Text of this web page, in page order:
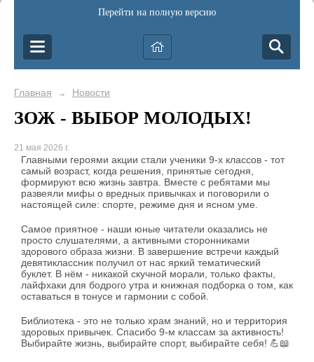
Перейти на полную версию
Главная → Новости
ЗОЖ - ВЫБОР МОЛОДЫХ!
21 мая 2026 г.
Главными героями акции стали ученики 9-х классов - тот
самый возраст, когда решения, принятые сегодня,
формируют всю жизнь завтра. Вместе с ребятами мы
развеяли мифы о вредных привычках и поговорили о
настоящей силе: спорте, режиме дня и ясном уме.
Самое приятное - наши юные читатели оказались не
просто слушателями, а активными сторонниками
здорового образа жизни. В завершение встречи каждый
девятиклассник получил от нас яркий тематический
буклет. В нём - никакой скучной морали, только факты,
лайфхаки для бодрого утра и книжная подборка о том, как
оставаться в тонусе и гармонии с собой.
Библиотека - это не только храм знаний, но и территория
здоровых привычек. Спасибо 9-м классам за активность!
Выбирайте жизнь, выбирайте спорт, выбирайте себя! 💪📖